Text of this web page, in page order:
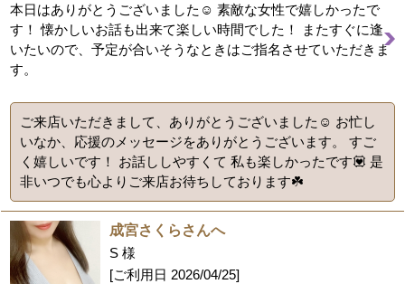
本日はありがとうございました☺️ 素敵な女性で嬉しかったで
す！ 懐かしいお話も出来て楽しい時間でした！ またすぐに逢
いたいので、予定が合いそうなときはご指名させていただきま
す。
ご来店いただきまして、ありがとうございました☺️ お忙し
いなか、応援のメッセージをありがとうございます。 すご
く嬉しいです！ お話ししやすくて 私も楽しかったです💟 是
非いつでも心よりご来店お待ちしております☘️
成宮さくらさんへ
S 様
[ご利用日 2026/04/25]